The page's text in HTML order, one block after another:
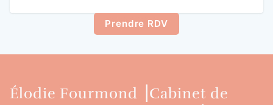
Prendre RDV
Élodie Fourmond ⎟Cabinet de